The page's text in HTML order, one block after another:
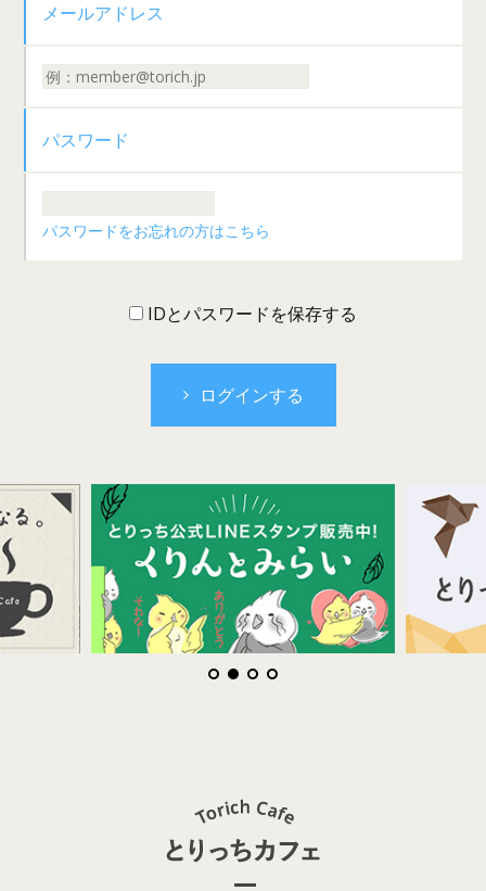
メールアドレス
パスワード
パスワードをお忘れの方はこちら
IDとパスワードを保存する
ログインする